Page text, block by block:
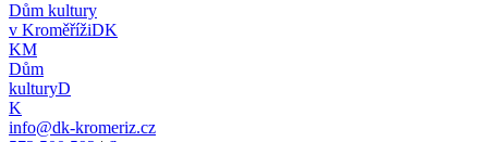
Dům kultury
v KroměřížiDK
KM
Dům
kulturyD
K
info@dk-kromeriz.cz